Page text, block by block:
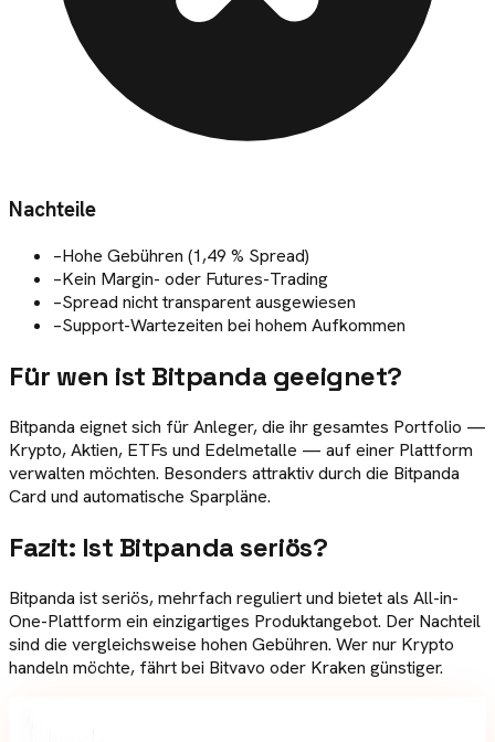
Nachteile
–Hohe Gebühren (1,49 % Spread)
–Kein Margin- oder Futures-Trading
–Spread nicht transparent ausgewiesen
–Support-Wartezeiten bei hohem Aufkommen
Für wen ist Bitpanda geeignet?
Bitpanda eignet sich für Anleger, die ihr gesamtes Portfolio —
Krypto, Aktien, ETFs und Edelmetalle — auf einer Plattform
verwalten möchten. Besonders attraktiv durch die Bitpanda
Card und automatische Sparpläne.
Fazit: Ist Bitpandaseriös?
Bitpanda ist seriös, mehrfach reguliert und bietet als All-in-
One-Plattform ein einzigartiges Produktangebot. Der Nachteil
sind die vergleichsweise hohen Gebühren. Wer nur Krypto
handeln möchte, fährt bei Bitvavo oder Kraken günstiger.